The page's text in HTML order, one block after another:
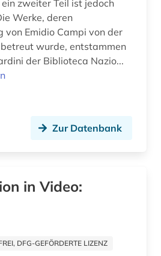
bauen im bestand (1)
zweiter Teil ist jedoch
Werke, deren
von Emidio Campi von der
wurde, entstammen
der Biblioteca Nazio...
Zur Datenbank
in Video:
DFG-GEFÖRDERTE LIZENZ